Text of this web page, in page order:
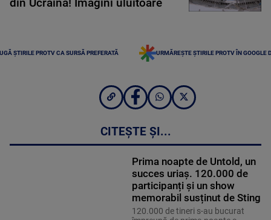
din Ucraina! Imagini uluitoare
ȘTIRILE PROTV CA SURSĂ PREFERATĂ URMĂREȘTE ȘTIRILE PROTV ÎN GOOGLE
CITEȘTE ȘI...
Prima noapte de Untold, un
succes uriaș. 120.000 de
participanți și un show
memorabil susținut de Sting
120.000 de tineri s-au bucurat